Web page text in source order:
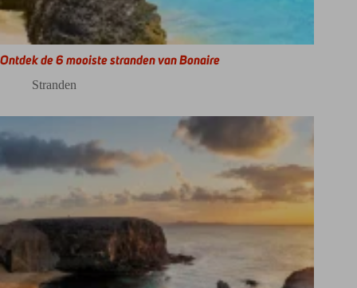
Ontdek de 6 mooiste stranden van Bonaire
Stranden